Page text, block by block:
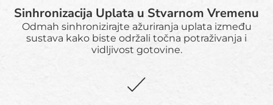
Sinhronizacija Uplata u Stvarnom Vremenu
Odmah sinhronizirajte ažuriranja uplata između
sustava kako biste održali točna potraživanja i
vidljivost gotovine.